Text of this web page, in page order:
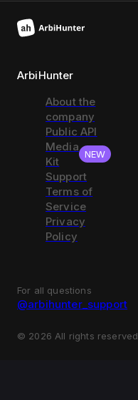
ArbiHunter
About the
company
Public API
Media
Kit
NEW
Support
Terms of
Service
Privacy
Policy
For all questions
@arbihunter_support
© 2026 All rights reserved